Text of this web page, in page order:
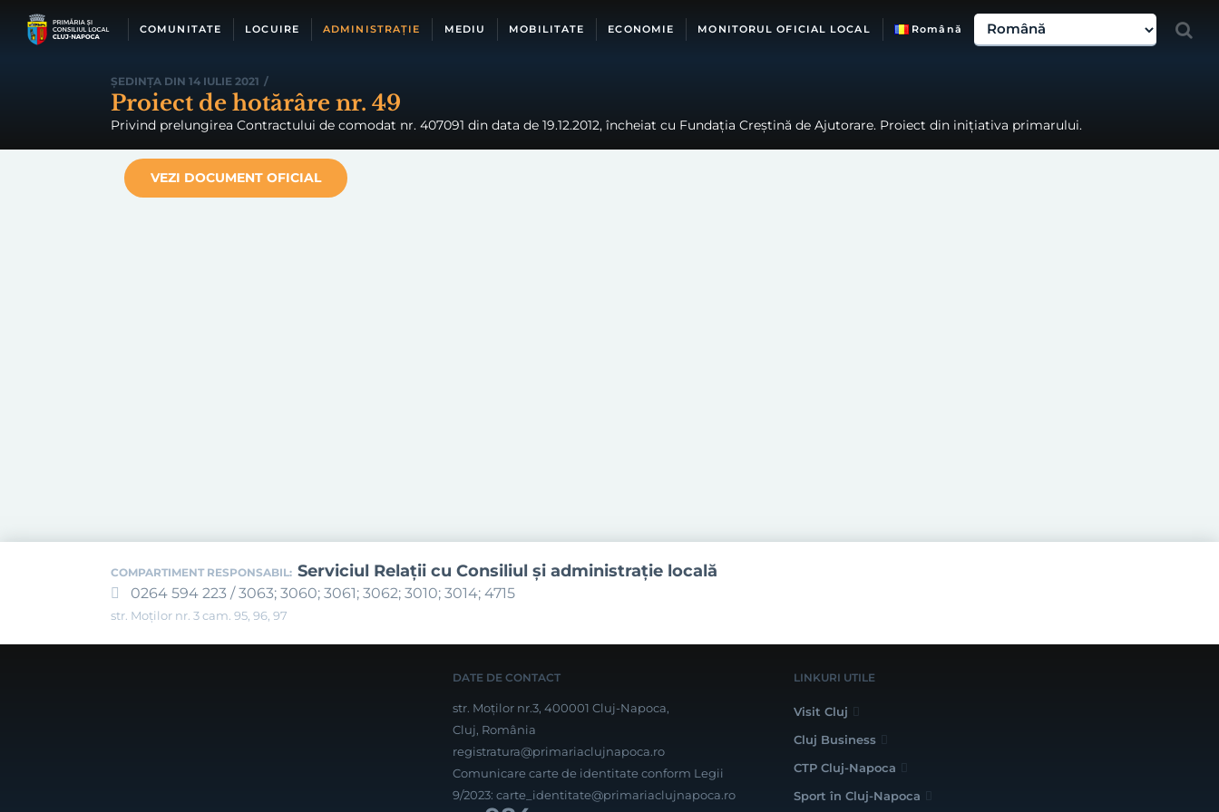
COMUNITATE LOCUIRE ADMINISTRAȚIE MEDIU MOBILITATE ECONOMIE MONITORUL OFICIAL LOCAL Română
ȘEDINȚA DIN 14 IULIE 2021 /
Proiect de hotărâre nr. 49
Privind prelungirea Contractului de comodat nr. 407091 din data de 19.12.2012, încheiat cu Fundația Creștină de Ajutorare. Proiect din inițiativa primarului.
VEZI DOCUMENT OFICIAL
COMPARTIMENT RESPONSABIL: Serviciul Relaţii cu Consiliul şi administraţie locală
0264 594 223 / 3063; 3060; 3061; 3062; 3010; 3014; 4715
str. Moților nr. 3 cam. 95, 96, 97
DATE DE CONTACT
str. Moților nr.3, 400001 Cluj-Napoca,
Cluj, România
registratura@primariaclujnapoca.ro
Comunicare carte de identitate conform Legii
9/2023: carte_identitate@primariaclujnapoca.ro
LINKURI UTILE
Visit Cluj
Cluj Business
CTP Cluj-Napoca
Sport în Cluj-Napoca